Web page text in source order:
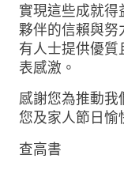
實現這些成就
夥伴的信賴與
有人士提供優
表感激。
感謝您為推動我
您及家人節日愉
查高書